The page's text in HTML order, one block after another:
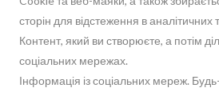
сторін для відстеження в аналітичних
Контент, який ви створюєте, а потім
соціальних мережах.
Інформація із соціальних мереж.